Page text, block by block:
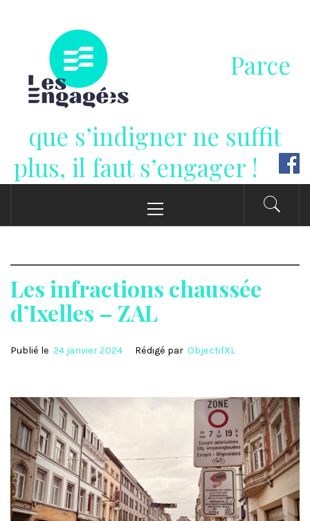
contenu
Parce
que s’indigner ne suffit
plus, il faut s’engager !
principal
Les infractions chaussée
d’Ixelles – ZAL
Publié le 24 janvier 2024 Rédigé par ObjectifXL